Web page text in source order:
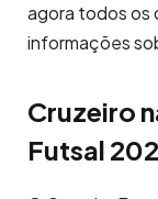
agora todos os
informações
Cruzeiro
Futsal